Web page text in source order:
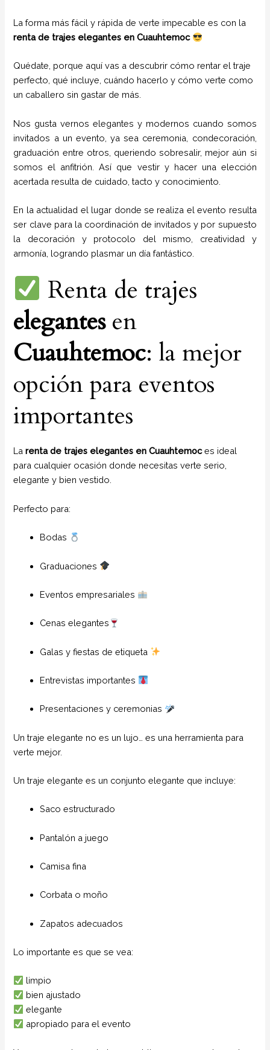
La forma más fácil y rápida de verte impecable es con la
renta de trajes elegantes en Cuauhtemoc
Quédate, porque aquí vas a descubrir cómo rentar el traje
perfecto, qué incluye, cuándo hacerlo y cómo verte como
un caballero sin gastar de más.
Nos gusta vernos elegantes y modernos cuando somos
invitados a un evento, ya sea ceremonia, condecoración,
graduación entre otros, queriendo sobresalir, mejor aún si
somos el anfitrión. Así que vestir y hacer una elección
acertada resulta de cuidado, tacto y conocimiento.
En la actualidad el lugar donde se realiza el evento resulta
ser clave para la coordinación de invitados y por supuesto
la decoración y protocolo del mismo, creatividad y
armonía, logrando plasmar un día fantástico.
Renta de trajes
elegantes en
Cuauhtemoc: la mejor
opción para eventos
importantes
Larenta de trajes elegantes en Cuauhtemoces ideal
para cualquier ocasión donde necesitas verte serio,
elegante y bien vestido.
Perfecto para:
Bodas
Graduaciones
Eventos empresariales
Cenas elegantes
Galas y fiestas de etiqueta
Entrevistas importantes
Presentaciones y ceremonias
Un traje elegante no es un lujo… es una herramienta para
verte mejor.
Un traje elegante es un conjunto elegante que incluye:
Saco estructurado
Pantalón a juego
Camisa fina
Corbata o moño
Zapatos adecuados
Lo importante es que se vea:
limpio
bien ajustado
elegante
apropiado para el evento